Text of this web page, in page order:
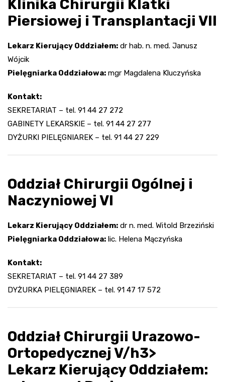
Klinika Chirurgii Klatki
Piersiowej i Transplantacji VII
Lekarz Kierujący Oddziałem: dr hab. n. med. Janusz
Wójcik
Pielęgniarka Oddziałowa: mgr Magdalena Kluczyńska
Kontakt:
SEKRETARIAT – tel. 91 44 27 272
GABINETY LEKARSKIE – tel. 91 44 27 277
DYŻURKI PIELĘGNIAREK – tel. 91 44 27 229
Oddział Chirurgii Ogólnej i
Naczyniowej VI
Lekarz Kierujący Oddziałem: dr n. med. Witold Brzeziński
Pielęgniarka Oddziałowa: lic. Helena Mączyńska
Kontakt:
SEKRETARIAT – tel. 91 44 27 389
DYŻURKA PIELĘGNIAREK – tel. 91 47 17 572
Oddział Chirurgii Urazowo-
Ortopedycznej V/h3>
Lekarz Kierujący Oddziałem: